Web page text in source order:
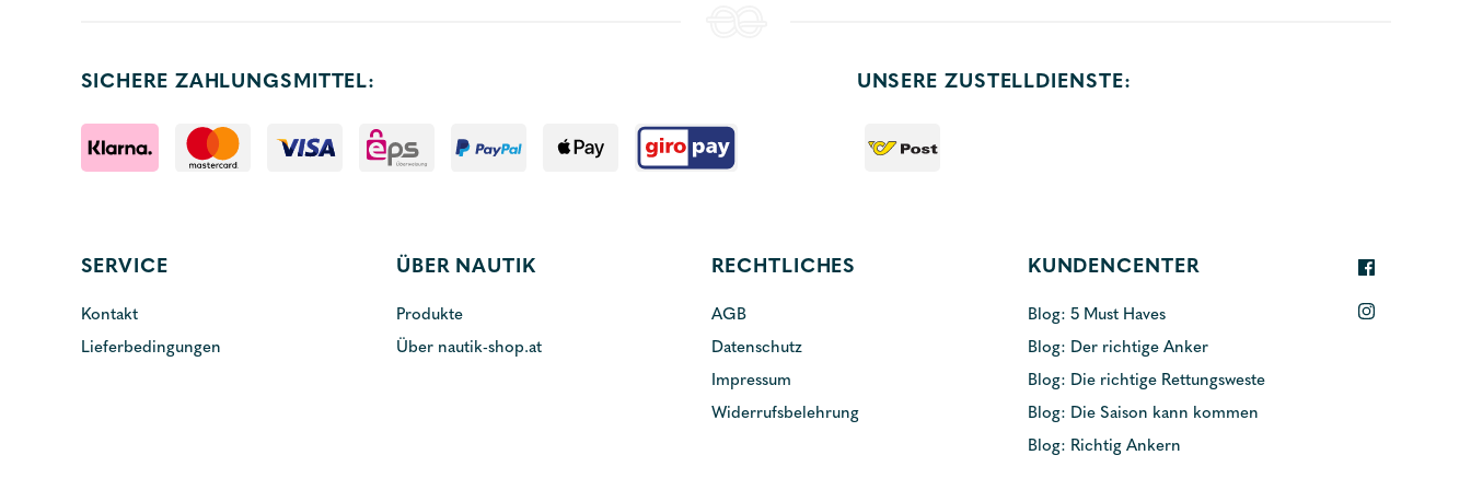
SICHERE ZAHLUNGSMITTEL: UNSERE ZUSTELLDIENSTE:
SERVICE
Kontakt
Lieferbedingungen
ÜBER NAUTIK
Produkte
Über nautik-shop.at
RECHTLICHES
AGB
Datenschutz
Impressum
Widerrufsbelehrung
KUNDENCENTER
Blog: 5 Must Haves
Blog: Der richtige Anker
Blog: Die richtige Rettungsweste
Blog: Die Saison kann kommen
Blog: Richtig Ankern